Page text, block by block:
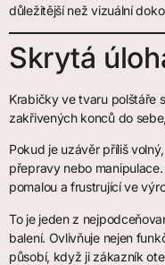
důležitější než vizuální
Skrytá
Krabičky ve tvaru polštáře
zakřivených konců do
Pokud je uzávěr příliš
přepravy nebo
pomalou a frustrující ve
To je jeden z
balení. Ovlivňuje nejen
působí, když ji zákazník